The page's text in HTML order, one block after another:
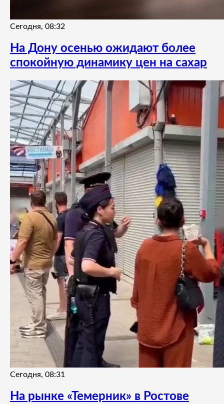
Сегодня, 08:32
На Дону осенью ожидают более
спокойную динамику цен на сахар
Сегодня, 08:31
На рынке «Темерник» в Ростове